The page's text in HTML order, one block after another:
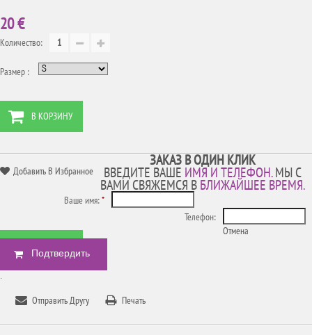
20 €
Количество:
Размер :
В КОРЗИНУ
Добавить В Избранное
ЗАКАЗ В ОДИН КЛИК
ВВЕДИТЕ ВАШЕ ИМЯ И ТЕЛЕФОН.МЫ С
ВАМИ СВЯЖЕМСЯ ВБЛИЖАЙШЕЕ ВРЕМЯ.
Ваше имя:*
Телефон:
Отмена
.
Отправить Другу Печать